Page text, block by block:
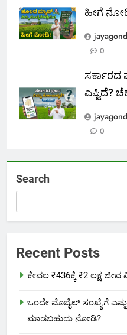
ಹೀಗೆ
0
ಸರ್ಕಾರದ
ಎಷ್ಟಿದೆ?
0
Search
Recent Posts
ಕೇವಲ ₹436ಕ್ಕೆ ₹2 ಲಕ್ಷ
ಒಂದೇ ಮೊಬೈಲ್ ಸಂಖ್ಯೆಗೆ
ಮಾಡಬಹುದು ನೋಡಿ?